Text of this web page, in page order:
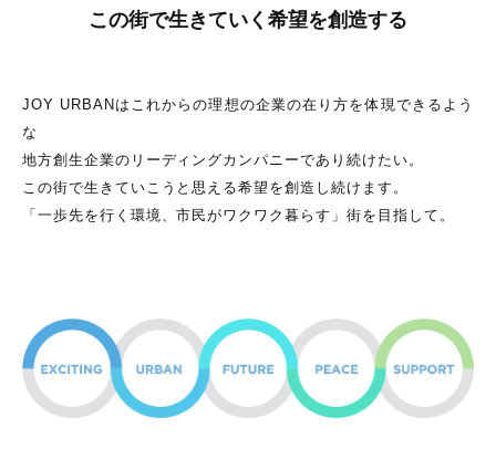
この街で生きていく希望を創造する
JOY URBANはこれからの理想の企業の在り方を体現できるよう
な
地方創生企業のリーディングカンパニーであり続けたい。
この街で生きていこうと思える希望を創造し続けます。
「一歩先を行く環境、市民がワクワク暮らす」街を目指して。